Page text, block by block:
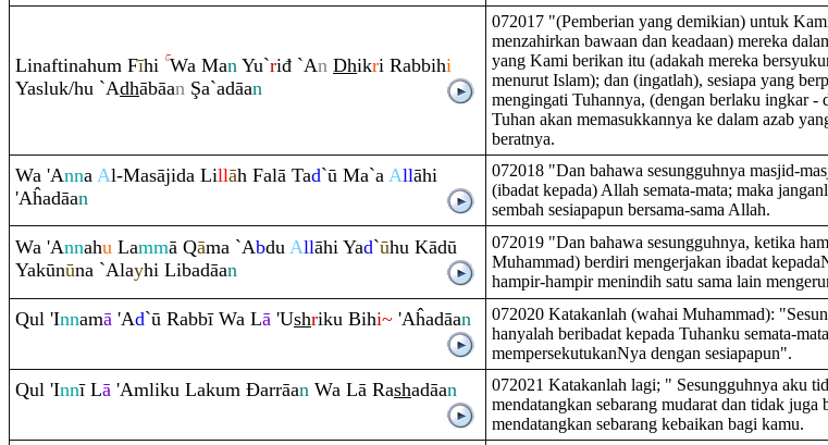
Linaftinahum Fīhi Wa Man Yu`riđ `An Dhikri Rabbihi
Yasluk/hu `Adhābāan Şa`adāan
072017 "(Pemberian yang demikian) untuk
menzahirkan bawaan dan keadaan) mereka
yang Kami berikan itu (adakah mereka
menurut Islam); dan (ingatlah), sesiapa yang
mengingati Tuhannya, (dengan berlaku ingkar -
Tuhan akan memasukkannya ke dalam azab
beratnya.
Wa 'Anna Al-Masājida Lillāh Falā Tad`ū Ma`a Allāhi
'Aĥadāan
072018 "Dan bahawa sesungguhnya masjid-
(ibadat kepada) Allah semata-mata; maka
sembah sesiapapun bersama-sama Allah.
Wa 'Annahu Lammā Qāma `Abdu Allāhi Yad`ūhu Kādū
Yakūnūna `Alayhi Libadāan
072019 "Dan bahawa sesungguhnya, ketika
Muhammad) berdiri mengerjakan ibadat
hampir-hampir menindih satu sama lain
Qul 'Innamā 'Ad`ū Rabbī Wa Lā 'Ushriku Bihi~ 'Aĥadāan
072020 Katakanlah (wahai Muhammad):
hanyalah beribadat kepada Tuhanku semata-
mempersekutukanNya dengan sesiapapun".
Qul 'Innī Lā 'Amliku Lakum Đarrāan Wa Lā Rashadāan
072021 Katakanlah lagi; " Sesungguhnya aku
mendatangkan sebarang mudarat dan tidak juga
mendatangkan sebarang kebaikan bagi kamu.